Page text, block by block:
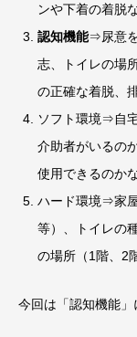
ンや下着の着脱
認知機能⇒尿意
志、トイレの場
の正確な着脱、
ソフト環境⇒自
介助者がいるの
使用できるのか
ハード環境⇒家
等）、トイレの
の場所（1階、2
今回は「認知機能」